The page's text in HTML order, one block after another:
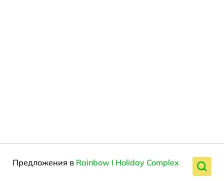
Предложения в Rainbow I Holiday Complex